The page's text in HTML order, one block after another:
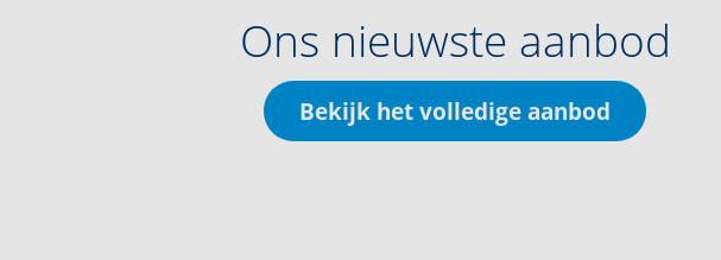
Ons nieuwste aanbod
Bekijk het volledige aanbod